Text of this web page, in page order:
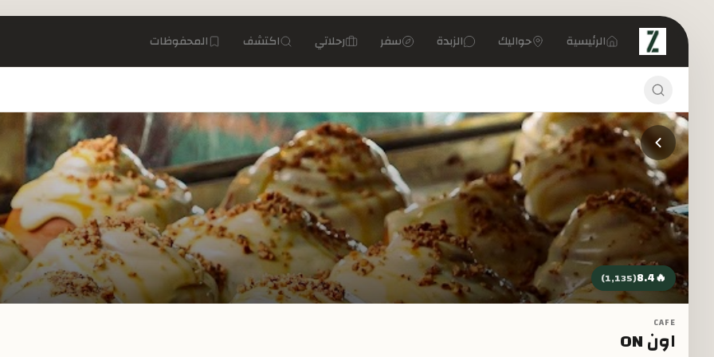
تخطي إلى المحتوى الرئيسي
الرئيسية حواليك الزبدة سفر رحلاتي اكتشف المحفوظات
🔥
8.4
(
1,135
)
CAFE
اون ON